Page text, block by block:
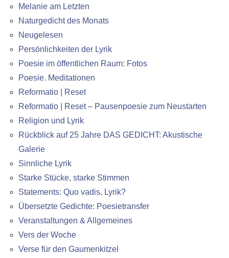
Melanie am Letzten
Naturgedicht des Monats
Neugelesen
Persönlichkeiten der Lyrik
Poesie im öffentlichen Raum: Fotos
Poesie. Meditationen
Reformatio | Reset
Reformatio | Reset – Pausenpoesie zum Neustarten
Religion und Lyrik
Rückblick auf 25 Jahre DAS GEDICHT: Akustische
Galerie
Sinnliche Lyrik
Starke Stücke, starke Stimmen
Statements: Quo vadis, Lyrik?
Übersetzte Gedichte: Poesietransfer
Veranstaltungen & Allgemeines
Vers der Woche
Verse für den Gaumenkitzel